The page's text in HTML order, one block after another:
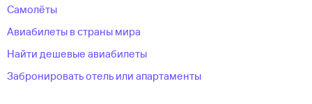
Самолёты
Авиабилеты в страны мира
Найти дешевые авиабилеты
Забронировать отель или апартаменты